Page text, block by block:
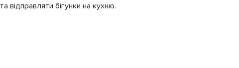
відправляти бігунки на кухню.